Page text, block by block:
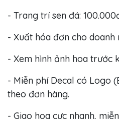
- Trang trí sen đá:
- Xuất hóa đơn cho doanh
- Xem hình ảnh hoa trước
- Miễn phí Decal có Logo
theo đơn hàng.
- Giao hoa cực nhanh,